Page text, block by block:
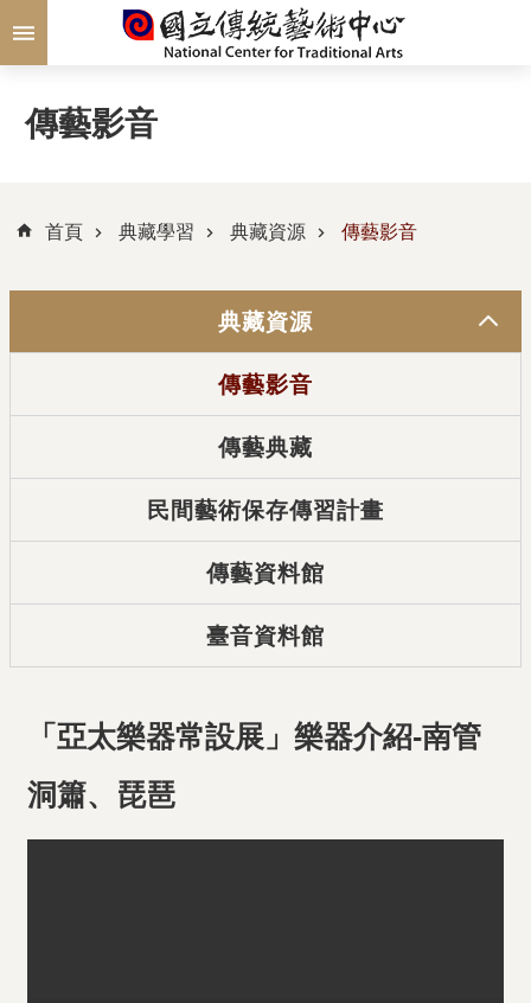
跳到主要內容區塊
傳藝影音
首頁 典藏學習 典藏資源 傳藝影音
典藏資源
傳藝影音
傳藝典藏
民間藝術保存傳習計畫
傳藝資料館
臺音資料館
「亞太樂器常設展」樂器介紹-南管
洞簫、琵琶